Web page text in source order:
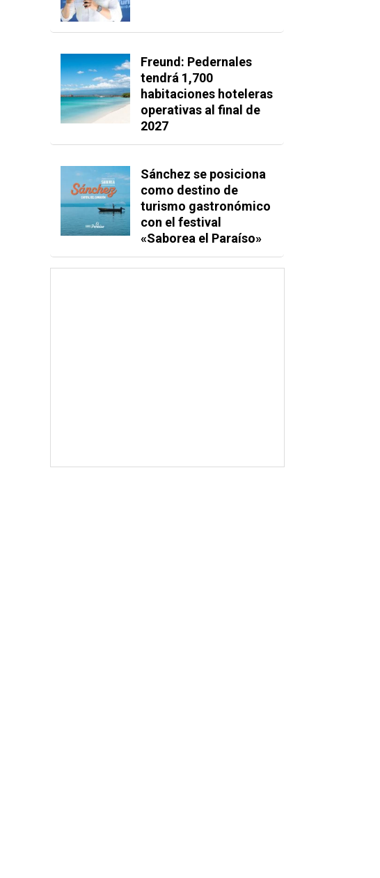
Freund: Pedernales
tendrá 1,700
habitaciones hoteleras
operativas al final de
2027
Sánchez se posiciona
como destino de
turismo gastronómico
con el festival
«Saborea el Paraíso»